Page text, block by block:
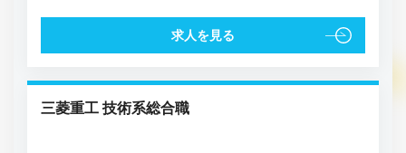
求人を見る
三菱重工 技術系総合職